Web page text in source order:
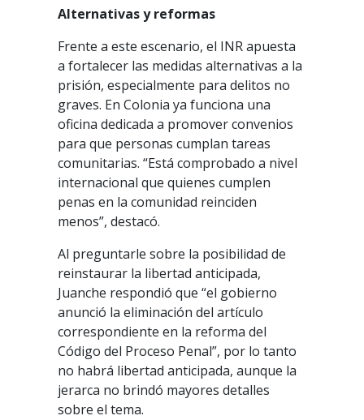
Alternativas y reformas
Frente a este escenario, el INR apuesta
a fortalecer las medidas alternativas a la
prisión, especialmente para delitos no
graves. En Colonia ya funciona una
oficina dedicada a promover convenios
para que personas cumplan tareas
comunitarias. “Está comprobado a nivel
internacional que quienes cumplen
penas en la comunidad reinciden
menos”, destacó.
Al preguntarle sobre la posibilidad de
reinstaurar la libertad anticipada,
Juanche respondió que “el gobierno
anunció la eliminación del artículo
correspondiente en la reforma del
Código del Proceso Penal”, por lo tanto
no habrá libertad anticipada, aunque la
jerarca no brindó mayores detalles
sobre el tema.